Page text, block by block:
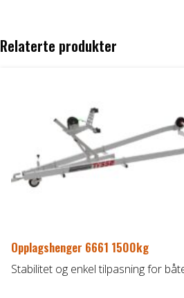
Batteriladere
Relaterte produkter
Opplagshenger 6661 1500kg
Stabilitet og enkel tilpasning for